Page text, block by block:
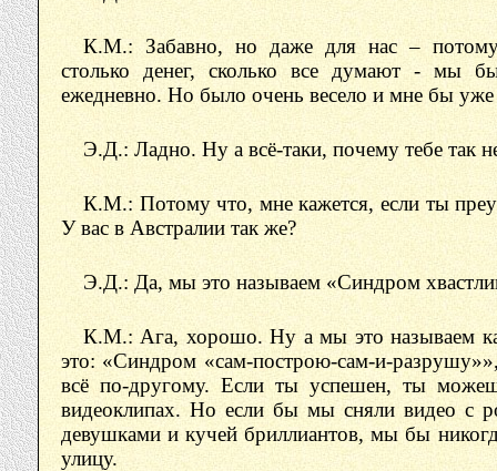
К.М.: Забавно, но даже для нас –
столько денег, сколько все думают - мы
ежедневно. Но было очень весело и мне бы уже
Э.Д.: Ладно. Ну а всё-таки, почему тебе так
К.М.: Потому что, мне кажется, если ты
У вас в Австралии так же?
Э.Д.: Да, мы это называем «Синдром
К.М.: Ага, хорошо. Ну а мы это называем
это: «Синдром «сам-построю-сам-и-
всё по-другому. Если ты успешен, ты
видеоклипах. Но если бы мы сняли видео с
девушками и кучей бриллиантов, мы бы
улицу.